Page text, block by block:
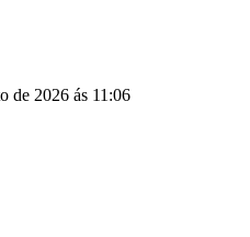
de 2026 ás 11:06